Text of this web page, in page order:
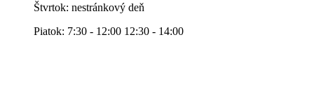
Štvrtok: nestránkový deň
Piatok: 7:30 - 12:00 12:30 - 14:00